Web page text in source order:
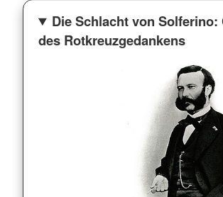
Die Schlacht von Solferino:
des Rotkreuzgedankens